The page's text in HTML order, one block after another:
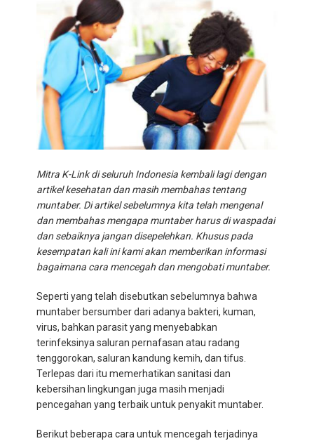
Mitra K-Link di seluruh Indonesia kembali lagi dengan
artikel kesehatan dan masih membahas tentang
muntaber. Di artikel sebelumnya kita telah mengenal
dan membahas mengapa muntaber harus di waspadai
dan sebaiknya jangan disepelehkan. Khusus pada
kesempatan kali ini kami akan memberikan informasi
bagaimana cara mencegah dan mengobati muntaber.
Seperti yang telah disebutkan sebelumnya bahwa
muntaber bersumber dari adanya bakteri, kuman,
virus, bahkan parasit yang menyebabkan
terinfeksinya saluran pernafasan atau radang
tenggorokan, saluran kandung kemih, dan tifus.
Terlepas dari itu memerhatikan sanitasi dan
kebersihan lingkungan juga masih menjadi
pencegahan yang terbaik untuk penyakit muntaber.
Berikut beberapa cara untuk mencegah terjadinya